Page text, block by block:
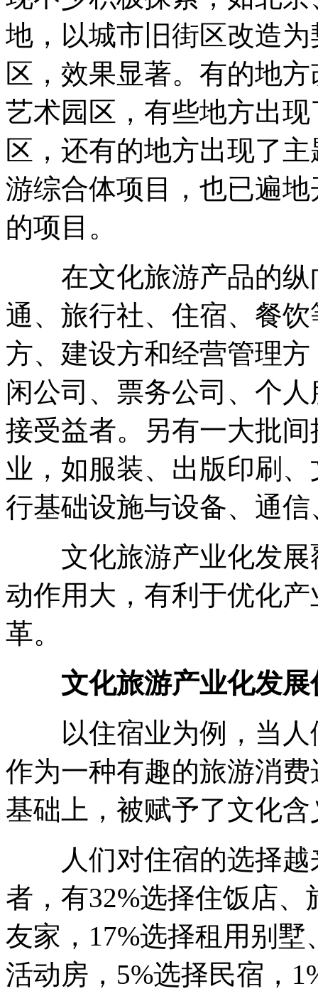
地，以城市旧街区改造
区，效果显著。有的地
艺术园区，有些地方出
区，还有的地方出现了
游综合体项目，也已遍
的项目。
在文化旅游产品的纵
通、旅行社、住宿、餐
方、建设方和经营管理
闲公司、票务公司、个
接受益者。另有一大批
业，如服装、出版印刷
行基础设施与设备、通
文化旅游产业化发展
动作用大，有利于优化
革。
文化旅游产业化发
以住宿业为例，当人
作为一种有趣的旅游消
基础上，被赋予了文化含
人们对住宿的选择越
者，有32%选择住饭店
友家，17%选择租用别
活动房，5%选择民宿，